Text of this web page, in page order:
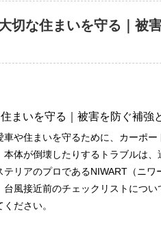
切な住まいを守る｜被
まいを守る｜被害を防ぐ補強
や住まいを守るために、カーポ
体が倒壊したりするトラブルは
リアのプロであるNIWART（ニ
風接近前のチェックリストにつ
ださい。